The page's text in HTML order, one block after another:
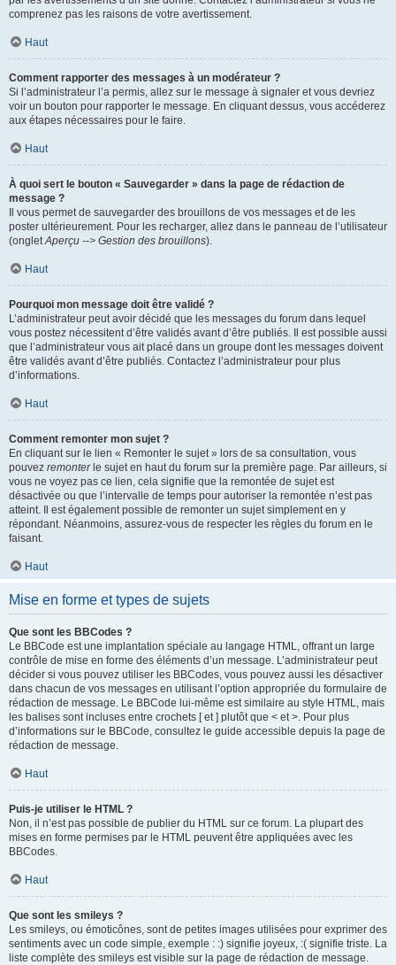
comprenez pas les raisons de votre avertissement.
Haut
Comment rapporter des messages à un modérateur ?
Si l’administrateur l’a permis, allez sur le message à signaler et vous devriez
voir un bouton pour rapporter le message. En cliquant dessus, vous accéderez
aux étapes nécessaires pour le faire.
Haut
À quoi sert le bouton « Sauvegarder » dans la page de rédaction de
message ?
Il vous permet de sauvegarder des brouillons de vos messages et de les
poster ultérieurement. Pour les recharger, allez dans le panneau de l’utilisateur
(ongletAperçu --> Gestion des brouillons).
Haut
Pourquoi mon message doit être validé ?
L’administrateur peut avoir décidé que les messages du forum dans lequel
vous postez nécessitent d’être validés avant d’être publiés. Il est possible aussi
que l’administrateur vous ait placé dans un groupe dont les messages doivent
être validés avant d’être publiés. Contactez l’administrateur pour plus
d’informations.
Haut
Comment remonter mon sujet ?
En cliquant sur le lien « Remonter le sujet » lors de sa consultation, vous
pouvez remonterle sujet en haut du forum sur la première page. Par ailleurs, si
vous ne voyez pas ce lien, cela signifie que la remontée de sujet est
désactivée ou que l’intervalle de temps pour autoriser la remontée n’est pas
atteint. Il est également possible de remonter un sujet simplement en y
répondant. Néanmoins, assurez-vous de respecter les règles du forum en le
faisant.
Haut
Mise en forme et types de sujets
Que sont les BBCodes ?
Le BBCode est une implantation spéciale au langage HTML, offrant un large
contrôle de mise en forme des éléments d’un message. L’administrateur peut
décider si vous pouvez utiliser les BBCodes, vous pouvez aussi les désactiver
dans chacun de vos messages en utilisant l’option appropriée du formulaire de
rédaction de message. Le BBCode lui-même est similaire au style HTML, mais
les balises sont incluses entre crochets [ et ] plutôt que < et >. Pour plus
d’informations sur le BBCode, consultez le guide accessible depuis la page de
rédaction de message.
Haut
Puis-je utiliser le HTML ?
Non, il n’est pas possible de publier du HTML sur ce forum. La plupart des
mises en forme permises par le HTML peuvent être appliquées avec les
BBCodes.
Haut
Que sont les smileys ?
Les smileys, ou émoticônes, sont de petites images utilisées pour exprimer des
sentiments avec un code simple, exemple : :) signifie joyeux, :( signifie triste. La
liste complète des smileys est visible sur la page de rédaction de message.